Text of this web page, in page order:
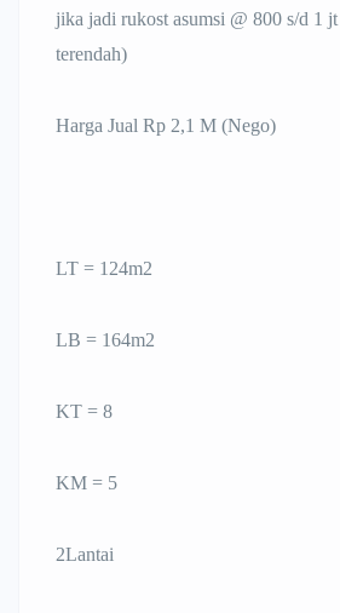
jika jadi rukost asumsi @ 800 s/d 1 jt
terendah)
Harga Jual Rp 2,1 M (Nego)
LT = 124m2
LB = 164m2
KT = 8
KM = 5
2Lantai